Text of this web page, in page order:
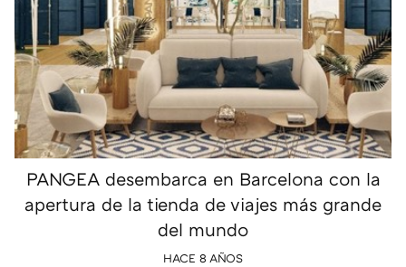
PANGEA desembarca en Barcelona con la
apertura de la tienda de viajes más grande
del mundo
HACE 8 AÑOS